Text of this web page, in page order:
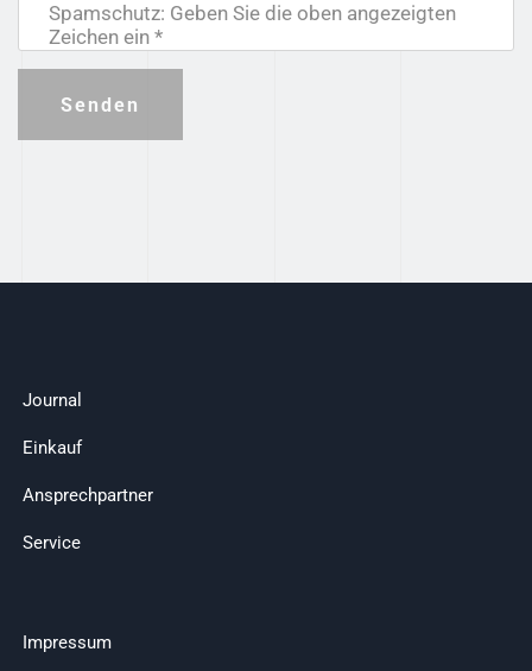
Spamschutz: Geben Sie die oben angezeigten
Zeichen ein *
Senden
Journal
Einkauf
Ansprechpartner
Service
Impressum